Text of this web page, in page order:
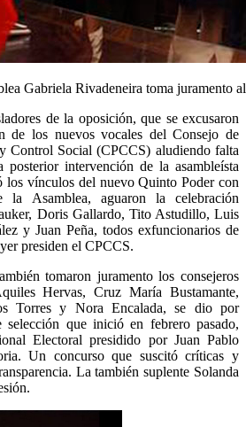
Gabriela Rivadeneira toma juramento
de la oposición, que se excusaron
de los nuevos vocales del Consejo de
Control Social (CPCCS) aludiendo falta
posterior intervención de la asambleísta
vínculos del nuevo Quinto Poder con
la Asamblea, aguaron la celebración
Doris Gallardo, Tito Astudillo, Luis
y Juan Peña, todos exfuncionarios de
presiden el CPCCS.
tomaron juramento los consejeros
Hervas, Cruz María Bustamante,
Torres y Nora Encalada, se dio por
que inició en febrero pasado,
Electoral presidido por Juan Pablo
Un concurso que suscitó críticas y
La también suplente Solanda